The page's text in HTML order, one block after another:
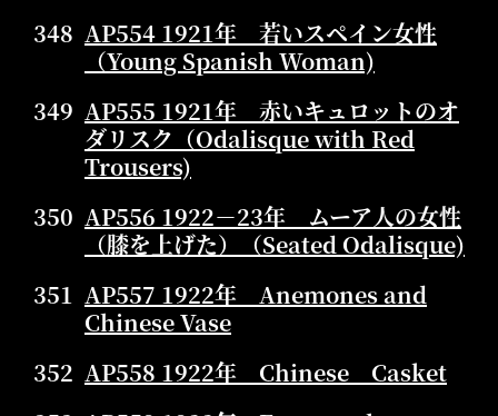
348 AP554 1921年 若いスペイン女性
（Young Spanish Woman)
349 AP555 1921年 赤いキュロットのオ
ダリスク（Odalisque with Red
Trousers)
350 AP556 1922－23年 ムーア人の女性
（膝を上げた）（Seated Odalisque)
351 AP557 1922年 Anemones and
Chinese Vase
352 AP558 1922年 Chinese Casket